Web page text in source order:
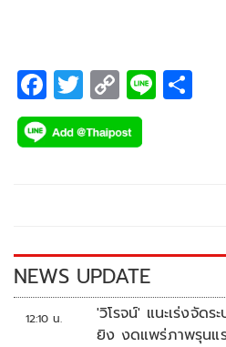
F
ac
e
k
T
wi
tt
C
o
p
k
Li
NEWS UPDATE
12:10 น.
'วิโรจน์' แนะเร่งจัดร
ยิง งดแพร่ภาพรุนแ